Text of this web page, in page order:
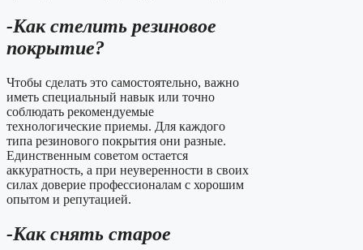
-Как стелить резиновое
покрытие?
Чтобы сделать это самостоятельно, важно
иметь специальный навык или точно
соблюдать рекомендуемые
технологические приемы. Для каждого
типа резинового покрытия они разные.
Единственным советом остается
аккуратность, а при неуверенности в своих
силах доверие профессионалам с хорошим
опытом и репутацией.
-Как снять старое